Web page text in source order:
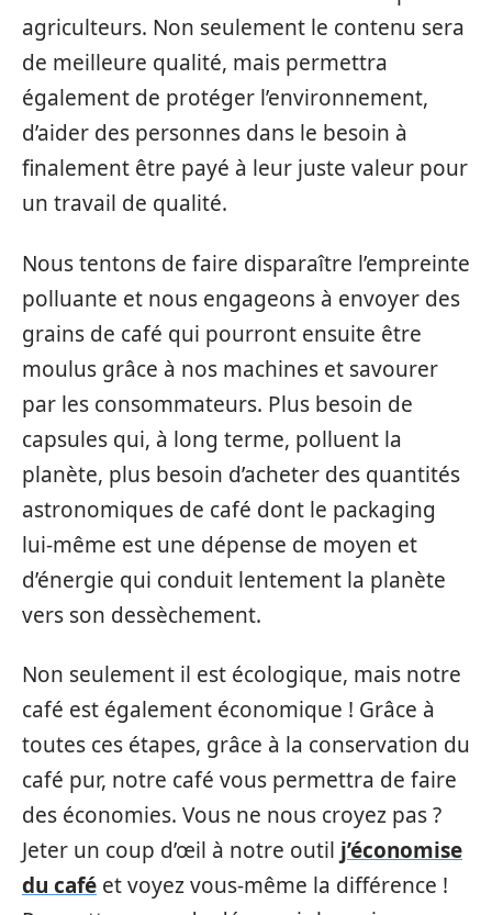
agriculteurs. Non seulement le contenu sera
de meilleure qualité, mais permettra
également de protéger l’environnement,
d’aider des personnes dans le besoin à
finalement être payé à leur juste valeur pour
un travail de qualité.
Nous tentons de faire disparaître l’empreinte
polluante et nous engageons à envoyer des
grains de café qui pourront ensuite être
moulus grâce à nos machines et savourer
par les consommateurs. Plus besoin de
capsules qui, à long terme, polluent la
planète, plus besoin d’acheter des quantités
astronomiques de café dont le packaging
lui-même est une dépense de moyen et
d’énergie qui conduit lentement la planète
vers son dessèchement.
Non seulement il est écologique, mais notre
café est également économique ! Grâce à
toutes ces étapes, grâce à la conservation du
café pur, notre café vous permettra de faire
des économies. Vous ne nous croyez pas ?
Jeter un coup d’œil à notre outil j’économise
du café et voyez vous-même la différence !